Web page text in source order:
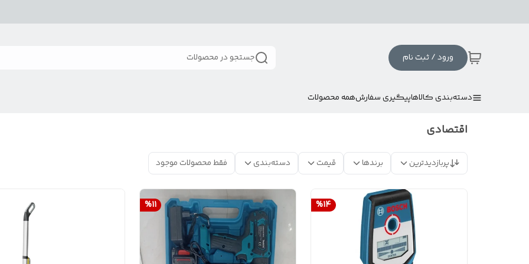
ورود / ثبت نام جستجو در محصولات
دسته‌بندی کالاهاپیگیری سفارشهمه محصولات
اقتصادی
پربازدیدترین برندها قیمت دسته‌بندی فقط محصولات موجود
%14
%11